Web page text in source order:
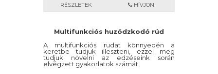
RÉSZLETEK HÍVJON!
Multifunkciós huzódzkodó rúd
A multifunkciós rudat könnyedén a
keretbe tudjuk illeszteni, ezzel meg
tudjuk növelni az edzéseink során
elvégzett gyakorlatok számát.